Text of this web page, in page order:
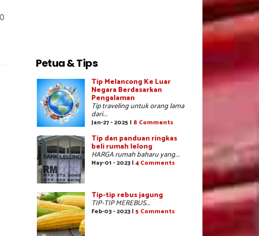
0
Petua & Tips
Tip Melancong Ke Luar
Negara Berdasarkan
Pengalaman
Tip traveling untuk orang lama
dari...
Jan-27 - 2025 | 8 Comments
Tip dan panduan ringkas
beli rumah lelong
HARGA rumah baharu yang...
May-01 - 2023 | 4 Comments
Tip-tip rebus jagung
TIP-TIP MEREBUS...
Feb-03 - 2023 | 5 Comments